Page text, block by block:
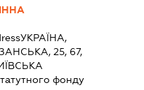
УКРАЇНА,
25, 67,
фонду